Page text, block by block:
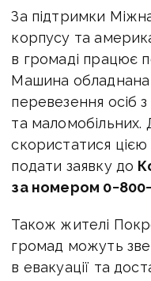
За підтримки
корпусу та
в громаді працює
Машина обладнана
перевезення осіб з
та маломобільних.
скористатися
подати заявку до
за номером
Також жителі
громад можуть
в евакуації та